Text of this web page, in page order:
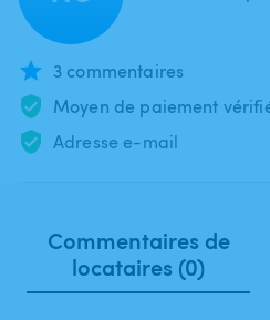
3 commentaires
Moyen de paiement
Adresse e-mail
Commentaires de
locataires (0)